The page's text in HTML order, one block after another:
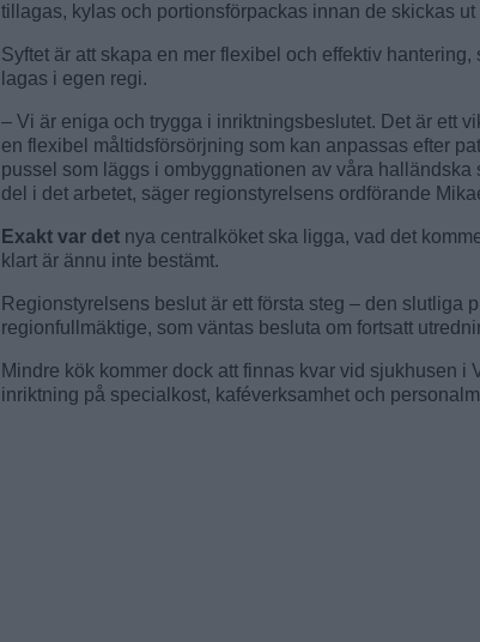
tillagas, kylas och portionsförpackas innan de skickas
Syftet är att skapa en mer flexibel och effektiv hantering,
lagas i egen regi.
– Vi är eniga och trygga i inriktningsbeslutet. Det är ett
en flexibel måltidsförsörjning som kan anpassas efter
pussel som läggs i ombyggnationen av våra halländska
del i det arbetet, säger regionstyrelsens ordförande
Exakt var det nya centralköket ska ligga, vad det
klart är ännu inte bestämt.
Regionstyrelsens beslut är ett första steg – den slutliga
regionfullmäktige, som väntas besluta om fortsatt
Mindre kök kommer dock att finnas kvar vid sjukhusen i
inriktning på specialkost, kaféverksamhet och